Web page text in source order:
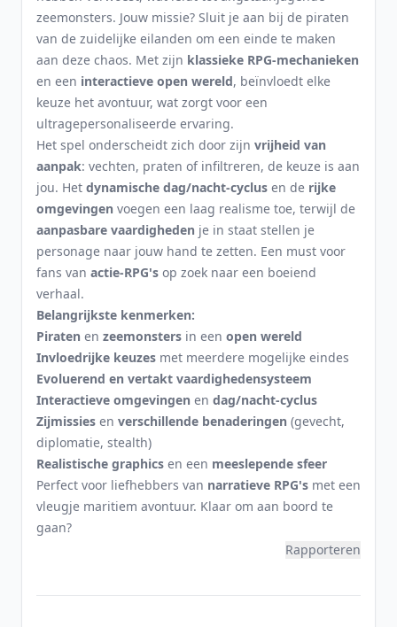
zeemonsters. Jouw missie? Sluit je aan bij de piraten
van de zuidelijke eilanden om een einde te maken
aan deze chaos. Met zijn klassieke RPG-mechanieken
en een interactieve open wereld, beïnvloedt elke
keuze het avontuur, wat zorgt voor een
ultragepersonaliseerde ervaring.
Het spel onderscheidt zich door zijn vrijheid van
aanpak: vechten, praten of infiltreren, de keuze is aan
jou. Het dynamische dag/nacht-cyclus en de rijke
omgevingen voegen een laag realisme toe, terwijl de
aanpasbare vaardigheden je in staat stellen je
personage naar jouw hand te zetten. Een must voor
fans van actie-RPG's op zoek naar een boeiend
verhaal.
Belangrijkste kenmerken:
Piraten en zeemonsters in een open wereld
Invloedrijke keuzes met meerdere mogelijke eindes
Evoluerend en vertakt vaardighedensysteem
Interactieve omgevingen en dag/nacht-cyclus
Zijmissies en verschillende benaderingen (gevecht,
diplomatie, stealth)
Realistische graphics en een meeslepende sfeer
Perfect voor liefhebbers van narratieve RPG's met een
vleugje maritiem avontuur. Klaar om aan boord te
gaan?
Rapporteren